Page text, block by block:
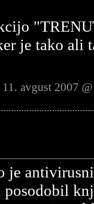
je tako ali
avgust 2007
je